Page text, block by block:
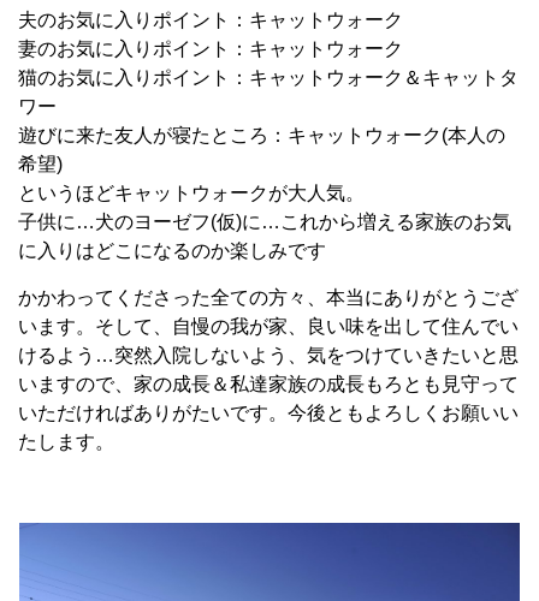
夫のお気に入りポイント：キャットウォーク
妻のお気に入りポイント：キャットウォーク
猫のお気に入りポイント：キャットウォーク＆キャットタ
ワー
遊びに来た友人が寝たところ：キャットウォーク(本人の
希望)
というほどキャットウォークが大人気。
子供に…犬のヨーゼフ(仮)に…これから増える家族のお気
に入りはどこになるのか楽しみです
かかわってくださった全ての方々、本当にありがとうござ
います。そして、自慢の我が家、良い味を出して住んでい
けるよう…突然入院しないよう、気をつけていきたいと思
いますので、家の成長＆私達家族の成長もろとも見守って
いただければありがたいです。今後ともよろしくお願いい
たします。